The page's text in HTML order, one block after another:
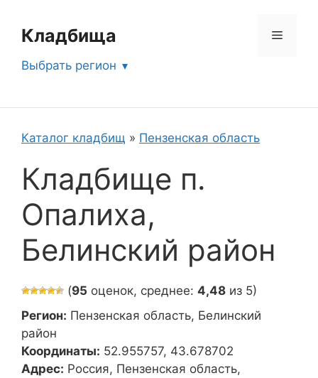
содержимому
Кладбища Меню
Выбрать регион
Каталог кладбищ » Пензенская область
Кладбище п.
Опалиха,
Белинский район
(95 оценок, среднее: 4,48 из 5)
Регион: Пензенская область, Белинский
район
Координаты: 52.955757, 43.678702
Адрес: Россия, Пензенская область,